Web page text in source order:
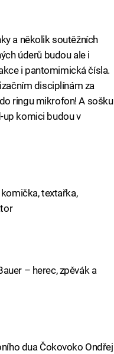
a několik soutěžních
úderů budou ale i
i pantomimická čísla.
disciplínám za
ringu mikrofon! A sošku
up komici budou v
textařka,
– herec, zpěvák a
dua Čokovoko Ondřej